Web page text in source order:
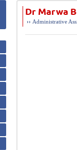
Dr Marwa
›› Administrative